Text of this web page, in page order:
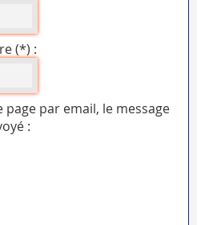
(*) :
par email, le message
: